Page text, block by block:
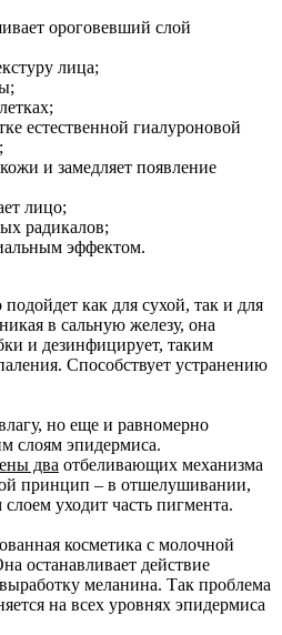
ороговевший слой
лица;
естественной гиалуроновой
и замедляет появление
лицо;
радикалов;
эффектом.
как для сухой, так и для
в сальную железу, она
и дезинфицирует, таким
Способствует устранению
но еще и равномерно
слоям эпидермиса.
два отбеливающих механизма
принцип – в отшелушивании,
уходит часть пигмента.
косметика с молочной
останавливает действие
меланина. Так проблема
на всех уровнях эпидермиса